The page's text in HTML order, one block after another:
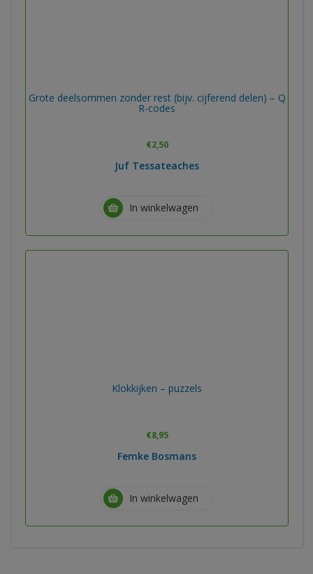
Grote deelsommen zonder rest (bijv. cijferend delen) – Q
R-codes
€2,50
Juf Tessateaches
In winkelwagen
Klokkijken – puzzels
€8,95
Femke Bosmans
In winkelwagen